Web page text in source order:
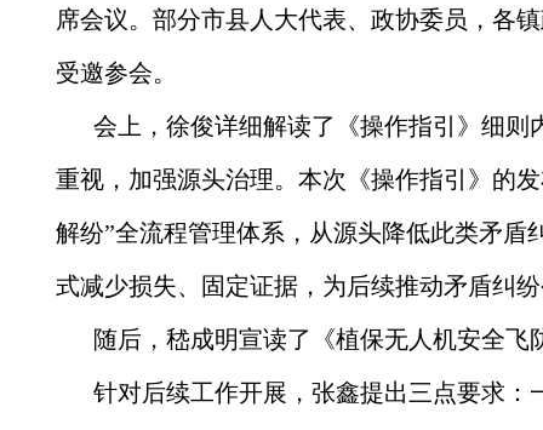
席会议。部分市县人大代表、政协委员，各
受邀参会。
会上，徐俊详细解读了《操作指引》细
重视，加强源头治理。本次《操作指引》的
解纷”全流程管理体系，从源头降低此类矛
式减少损失、固定证据，为后续推动矛盾纠
随后，嵇成明宣读了《植保无人机安全飞
针对后续工作开展，张鑫提出三点要求：